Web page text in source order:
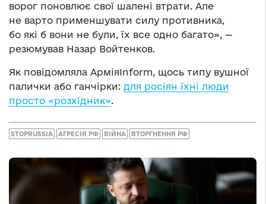
ворог поновлює свої шалені втрати. Але
не варто применшувати силу противника,
бо які б вони не були, їх все одно багато», —
резюмував Назар Войтенков.
Як повідомляла АрміяInform, щось типу вушної
палички або ганчірки: для росіян їхні люди
просто «розхідник».
STOPRUSSIA АГРЕСІЯ РФ ВІЙНА ВТОРГНЕННЯ РФ